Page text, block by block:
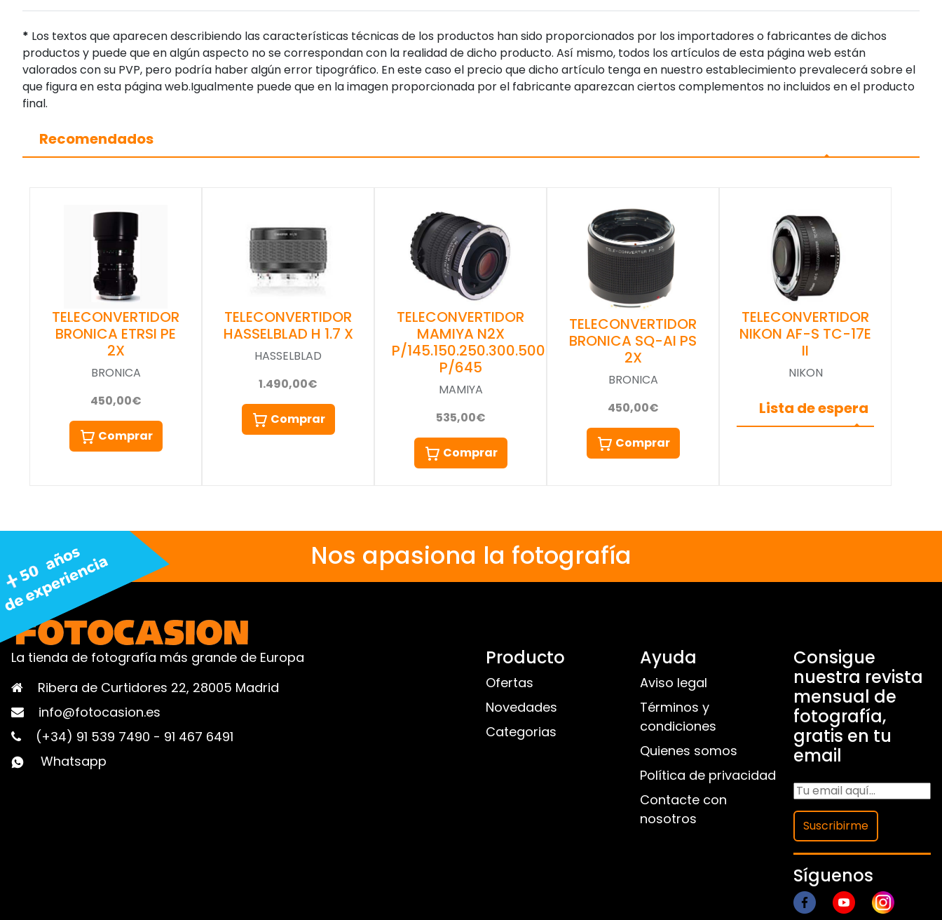
* Los textos que aparecen describiendo las características técnicas de los productos han sido proporcionados por los importadores o fabricantes de dichos
productos y puede que en algún aspecto no se correspondan con la realidad de dicho producto. Así mismo, todos los artículos de esta página web están
valorados con su PVP, pero podría haber algún error tipográfico. En este caso el precio que dicho artículo tenga en nuestro establecimiento prevalecerá sobre el
que figura en esta página web.Igualmente puede que en la imagen proporcionada por el fabricante aparezcan ciertos complementos no incluidos en el producto
final.
Recomendados
TELECONVERTIDOR
BRONICA ETRSI PE
2X
BRONICA
450,00€
Comprar
TELECONVERTIDOR
HASSELBLAD H 1.7 X
HASSELBLAD
1.490,00€
Comprar
TELECONVERTIDOR
MAMIYA N2X
P/145.150.250.300.500
P/645
MAMIYA
535,00€
Comprar
TELECONVERTIDOR
BRONICA SQ-AI PS
2X
BRONICA
450,00€
Comprar
TELECONVERTIDOR
NIKON AF-S TC-17E
II
NIKON
Lista de espera
Nos apasiona la fotografía
La tienda de fotografía más grande de Europa
Ribera de Curtidores 22, 28005 Madrid
info@fotocasion.es
(+34) 91 539 7490 - 91 467 6491
Whatsapp
Producto
Ofertas
Novedades
Categorias
Ayuda
Aviso legal
Términos y
condiciones
Quienes somos
Política de privacidad
Contacte con
nosotros
Consigue
nuestra revista
mensual de
fotografía,
gratis en tu
email
Suscribirme
Síguenos